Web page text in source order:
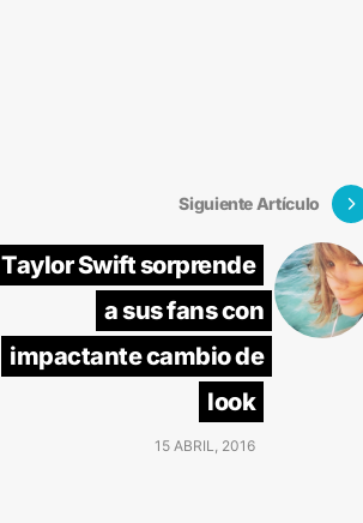
Siguiente Artículo
Taylor Swift sorprende
a sus fans con
impactante cambio de
look
15 ABRIL, 2016